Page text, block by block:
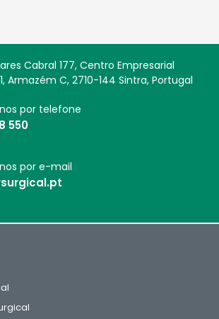
Cabral 177, Centro Empresarial
Armazém C, 2710-144 Sintra, Portugal
por telefone
550
por e-mail